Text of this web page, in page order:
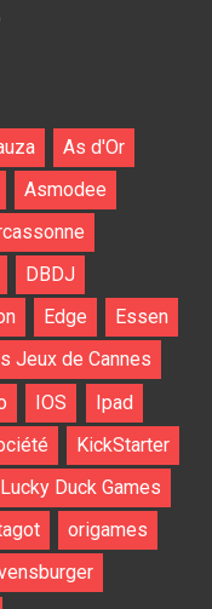
As d'Or
Asmodee
DBDJ
Edge
Essen
Jeux de Cannes
IOS
Ipad
KickStarter
Lucky Duck Games
origames